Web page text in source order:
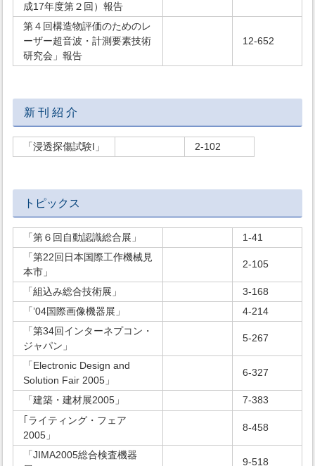
成17年度第２回）報告
第４回構造物評価のためのレ
ーザー超音波・計測要素技術
研究会」報告
12-652
新 刊 紹 介
「浸透探傷試験I」 2-102
トピックス
「第６回自動認識総合展」
1-41
「第22回日本国際工作機械見
本市」
2-105
「組込み総合技術展」
3-168
「’04国際画像機器展」
4-214
「第34回インターネプコン・
ジャパン」
5-267
「Electronic Design and
Solution Fair 2005」
6-327
「建築・建材展2005」
7-383
｢ライティング・フェア
2005」
8-458
「JIMA2005総合検査機器
9-518